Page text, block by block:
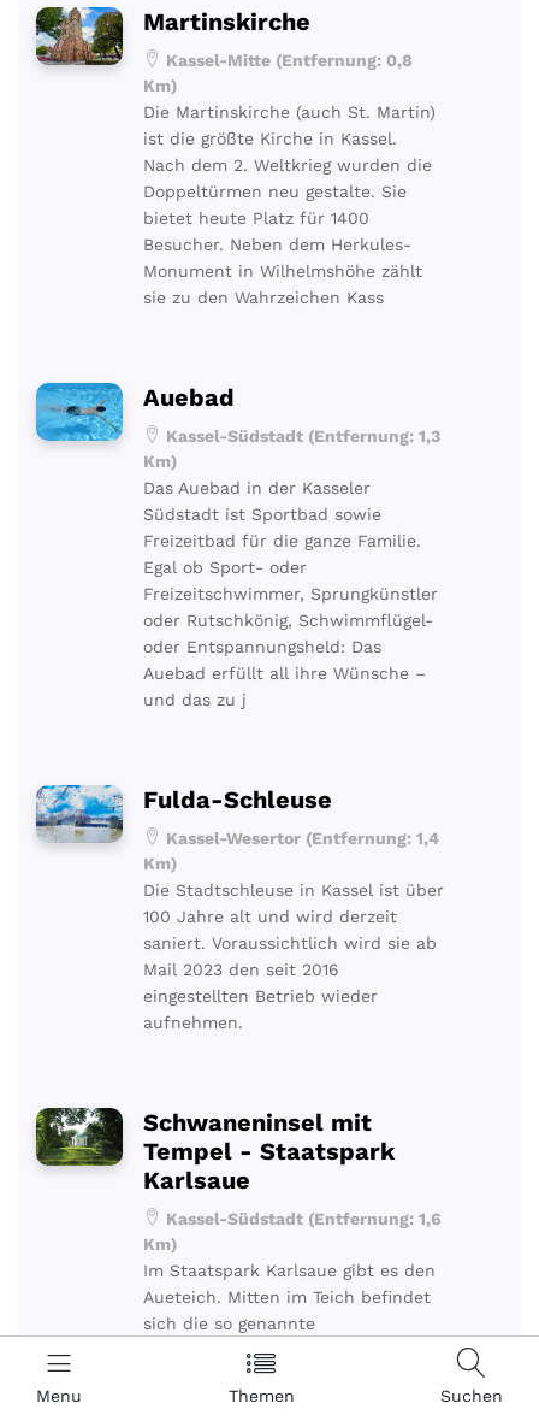
Menu Themen Suchen
Martinskirche
Kassel-Mitte (Entfernung: 0,8
Km)
Die Martinskirche (auch St. Martin)
ist die größte Kirche in Kassel.
Nach dem 2. Weltkrieg wurden die
Doppeltürmen neu gestalte. Sie
bietet heute Platz für 1400
Besucher. Neben dem Herkules-
Monument in Wilhelmshöhe zählt
sie zu den Wahrzeichen Kass
Auebad
Kassel-Südstadt (Entfernung: 1,3
Km)
Das Auebad in der Kasseler
Südstadt ist Sportbad sowie
Freizeitbad für die ganze Familie.
Egal ob Sport- oder
Freizeitschwimmer, Sprungkünstler
oder Rutschkönig, Schwimmflügel-
oder Entspannungsheld: Das
Auebad erfüllt all ihre Wünsche –
und das zu j
Fulda-Schleuse
Kassel-Wesertor (Entfernung: 1,4
Km)
Die Stadtschleuse in Kassel ist über
100 Jahre alt und wird derzeit
saniert. Voraussichtlich wird sie ab
Mail 2023 den seit 2016
eingestellten Betrieb wieder
aufnehmen.
Schwaneninsel mit
Tempel - Staatspark
Karlsaue
Kassel-Südstadt (Entfernung: 1,6
Km)
Im Staatspark Karlsaue gibt es den
Aueteich. Mitten im Teich befindet
sich die so genannte
Schwaneninsel. Auf der Insel
befindet sich ein neoklassischer
Tempel aus dem 18. Jahrhundert